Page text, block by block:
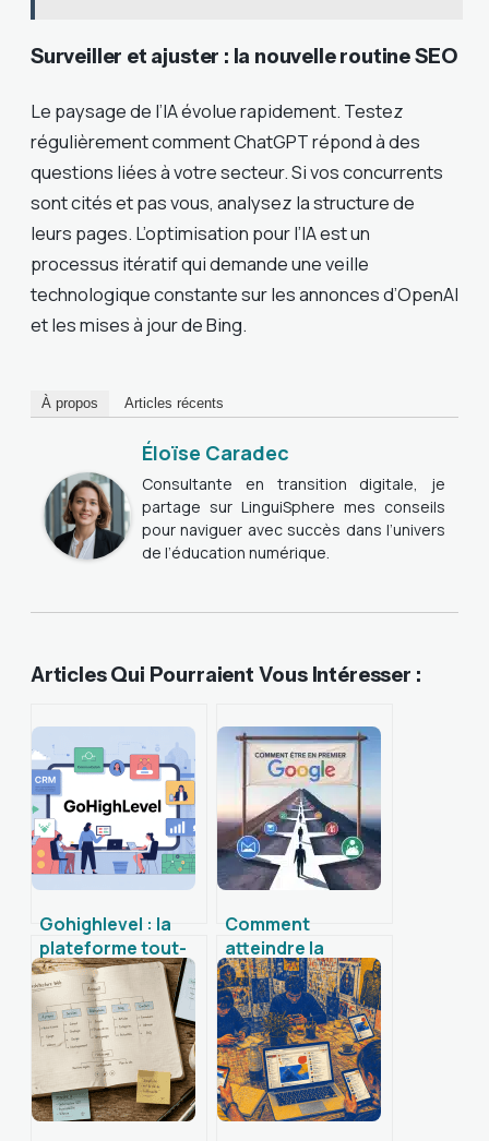
Surveiller et ajuster : la nouvelle routine SEO
Le paysage de l’IA évolue rapidement. Testez
régulièrement comment ChatGPT répond à des
questions liées à votre secteur. Si vos concurrents
sont cités et pas vous, analysez la structure de
leurs pages. L’optimisation pour l’IA est un
processus itératif qui demande une veille
technologique constante sur les annonces d’OpenAI
et les mises à jour de Bing.
À propos Articles récents
Éloïse Caradec
Consultante en transition digitale, je
partage sur LinguiSphere mes conseils
pour naviguer avec succès dans l’univers
de l’éducation numérique.
Articles Qui Pourraient Vous Intéresser :
Gohighlevel : la
plateforme tout-
en-un qui simplifie
votre marketing
Comment
atteindre la
première place sur
Google : 3 piliers
techniques et
l’intention de
recherche